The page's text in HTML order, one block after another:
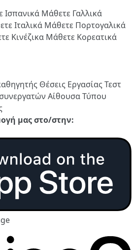
Ισπανικά Μάθετε Γαλλικά
Ιταλικά Μάθετε Πορτογαλικά
Κινέζικα Μάθετε Κορεατικά
Θέσεις ΕργασίαςΤεστ
Αίθουσα Τύπου
μας στο/στην: